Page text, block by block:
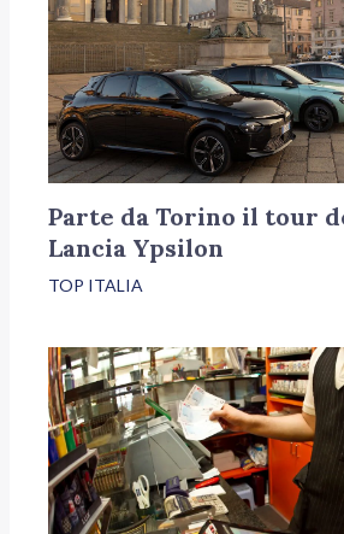
Parte da Torino il tour
Lancia Ypsilon
TOP ITALIA